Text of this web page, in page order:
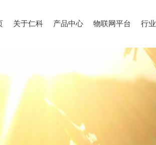
关于仁科 产品中心 物联网平台 行